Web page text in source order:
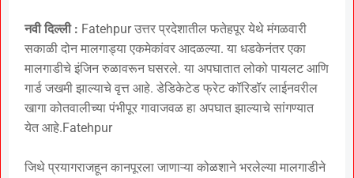
नवी दिल्ली : Fatehpur उत्तर प्रदेशातील फतेहपूर येथे मंगळवारी
सकाळी दोन मालगाड्या एकमेकांवर आदळल्या. या धडकेनंतर एका
मालगाडीचे इंजिन रुळावरून घसरले. या अपघातात लोको पायलट आणि
गार्ड जखमी झाल्याचे वृत्त आहे. डेडिकेटेड फ्रेट कॉरिडॉर लाईनवरील
खागा कोतवालीच्या पंभीपूर गावाजवळ हा अपघात झाल्याचे सांगण्यात
येत आहे.Fatehpur
जिथे प्रयागराजहून कानपूरला जाणाऱ्या कोळशाने भरलेल्या मालगाडीने